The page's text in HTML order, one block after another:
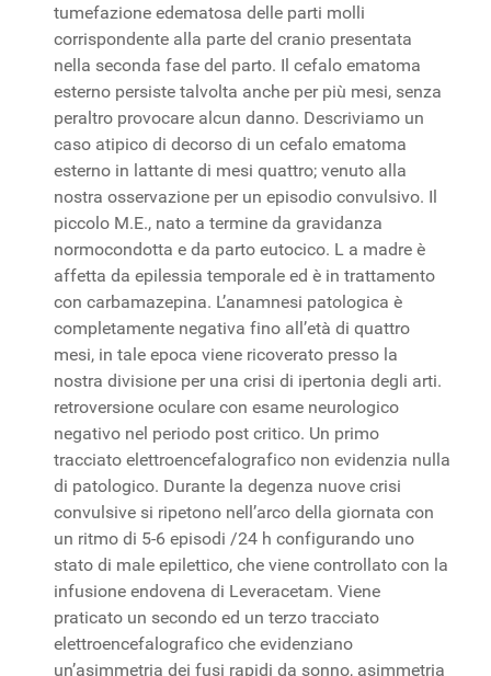
tumefazione edematosa delle parti molli
corrispondente alla parte del cranio presentata
nella seconda fase del parto. Il cefalo ematoma
esterno persiste talvolta anche per più mesi, senza
peraltro provocare alcun danno. Descriviamo un
caso atipico di decorso di un cefalo ematoma
esterno in lattante di mesi quattro; venuto alla
nostra osservazione per un episodio convulsivo. Il
piccolo M.E., nato a termine da gravidanza
normocondotta e da parto eutocico. L a madre è
affetta da epilessia temporale ed è in trattamento
con carbamazepina. L’anamnesi patologica è
completamente negativa fino all’età di quattro
mesi, in tale epoca viene ricoverato presso la
nostra divisione per una crisi di ipertonia degli arti.
retroversione oculare con esame neurologico
negativo nel periodo post critico. Un primo
tracciato elettroencefalografico non evidenzia nulla
di patologico. Durante la degenza nuove crisi
convulsive si ripetono nell’arco della giornata con
un ritmo di 5-6 episodi /24 h configurando uno
stato di male epilettico, che viene controllato con la
infusione endovena di Leveracetam. Viene
praticato un secondo ed un terzo tracciato
elettroencefalografico che evidenziano
un’asimmetria dei fusi rapidi da sonno, asimmetria